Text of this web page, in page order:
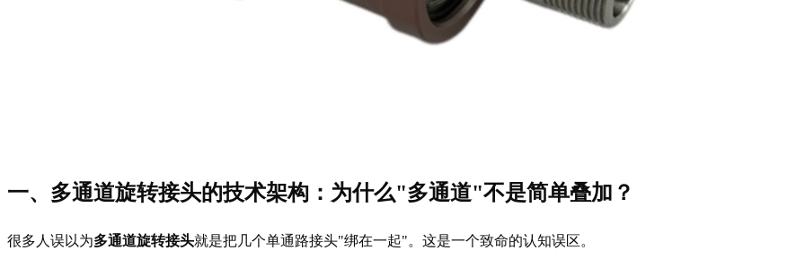
一、多通道旋转接头的技术架构：为什么"多通道"不是简单叠加？
很多人误以为多通道旋转接头就是把几个单通路接头"绑在一起"。这是一个致命的认知误区。